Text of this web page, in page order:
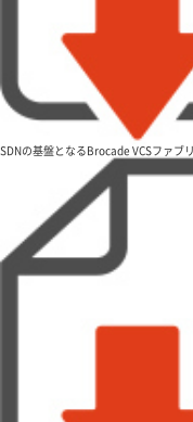
SDNの基盤となるBrocade VCSファブ